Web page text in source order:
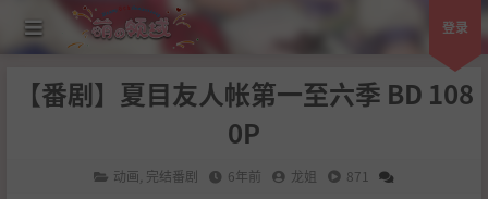
登录
【番剧】夏目友人帐第一至六季 BD 108
0P
动画 完结番剧 6年前 龙姐 871